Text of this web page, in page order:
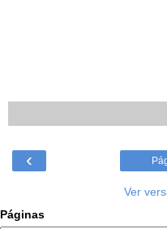
‹
Ver
Páginas